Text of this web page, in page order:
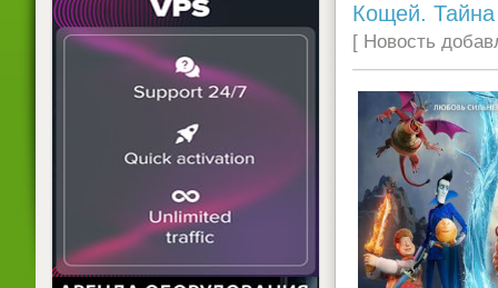
Кощей.
[ Новость